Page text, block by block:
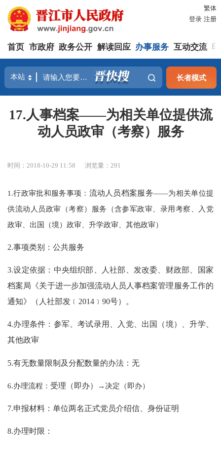
繁体
登录 注册
首页 市政府 政务公开 解读回应 办事服务 互动交流
长者模式
17.人事档案——为相关单位提供流
动人员政审（考察）服务
时间：2018-10-29 11:58 浏览量：291
1.行政审批和服务事项： 流动人员档案服务——为相关单位提
供流动人员政审（考察）服务（含参军政审、录用考察、入党
政审、出国（境）政审、升学政审、其他政审）
2.事项类别：公共服务
3.设定依据：中央组织部、人社部、发改委、财政部、国家
档案局《关于进一步加强流动人员人事档案管理服务工作的
通知》（人社部发﹝2014﹞90号）。
4.办理条件：参军、考试录用、入党、出国（境）、升学、
其他政审
5.有无数量限制及分配数量的办法：无
6.办理流程： 受理（即办） →决定（即办）
7.申报材料：单位两名正式党员介绍信、身份证明
8.办理时限：